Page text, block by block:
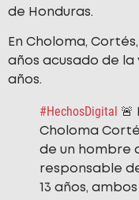
de Honduras.
En Choloma,
años acusado de la
años.
#HechosDigital
🚨
Choloma
de un hombre
responsable
13 años,